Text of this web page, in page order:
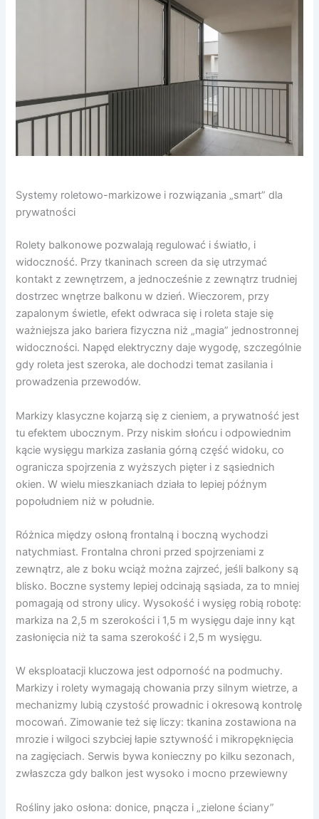
Systemy roletowo-markizowe i rozwiązania „smart” dla
prywatności
Rolety balkonowe pozwalają regulować i światło, i
widoczność. Przy tkaninach screen da się utrzymać
kontakt z zewnętrzem, a jednocześnie z zewnątrz trudniej
dostrzec wnętrze balkonu w dzień. Wieczorem, przy
zapalonym świetle, efekt odwraca się i roleta staje się
ważniejsza jako bariera fizyczna niż „magia” jednostronnej
widoczności. Napęd elektryczny daje wygodę, szczególnie
gdy roleta jest szeroka, ale dochodzi temat zasilania i
prowadzenia przewodów.
Markizy klasyczne kojarzą się z cieniem, a prywatność jest
tu efektem ubocznym. Przy niskim słońcu i odpowiednim
kącie wysięgu markiza zasłania górną część widoku, co
ogranicza spojrzenia z wyższych pięter i z sąsiednich
okien. W wielu mieszkaniach działa to lepiej późnym
popołudniem niż w południe.
Różnica między osłoną frontalną i boczną wychodzi
natychmiast. Frontalna chroni przed spojrzeniami z
zewnątrz, ale z boku wciąż można zajrzeć, jeśli balkony są
blisko. Boczne systemy lepiej odcinają sąsiada, za to mniej
pomagają od strony ulicy. Wysokość i wysięg robią robotę:
markiza na 2,5 m szerokości i 1,5 m wysięgu daje inny kąt
zasłonięcia niż ta sama szerokość i 2,5 m wysięgu.
W eksploatacji kluczowa jest odporność na podmuchy.
Markizy i rolety wymagają chowania przy silnym wietrze, a
mechanizmy lubią czystość prowadnic i okresową kontrolę
mocowań. Zimowanie też się liczy: tkanina zostawiona na
mrozie i wilgoci szybciej łapie sztywność i mikropęknięcia
na zagięciach. Serwis bywa konieczny po kilku sezonach,
zwłaszcza gdy balkon jest wysoko i mocno przewiewny
Rośliny jako osłona: donice, pnącza i „zielone ściany”